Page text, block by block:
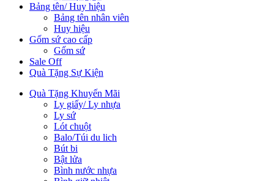
Bảng tên/ Huy hiệu
Bảng tên nhân viên
Huy hiệu
Gốm sứ cao cấp
Gốm sứ
Sale Off
Quà Tặng Sự Kiện
Quà Tặng Khuyến Mãi
Ly giấy/ Ly nhựa
Ly sứ
Lót chuột
Balo/Túi du lich
Bút bi
Bật lửa
Bình nước nhựa